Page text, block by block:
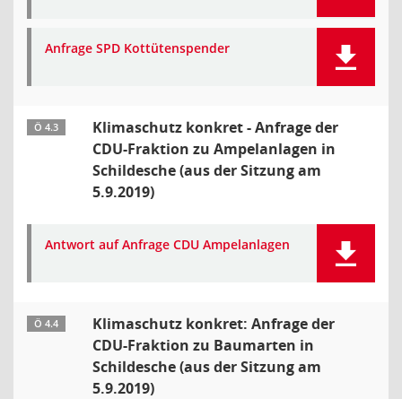
Anfrage SPD Kottütenspender
Ö 4.3
Klimaschutz konkret - Anfrage der
CDU-Fraktion zu Ampelanlagen in
Schildesche (aus der Sitzung am
5.9.2019)
Antwort auf Anfrage CDU Ampelanlagen
Ö 4.4
Klimaschutz konkret: Anfrage der
CDU-Fraktion zu Baumarten in
Schildesche (aus der Sitzung am
5.9.2019)